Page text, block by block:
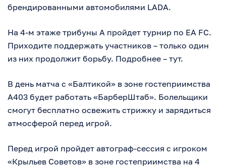
брендированными автомобилями LADA.
На 4-м этаже трибуны А пройдет турнир по EA FC.
Приходите поддержать участников – только один
из них продолжит борьбу. Подробнее – тут.
В день матча с «Балтикой» в зоне гостеприимства
А403 будет работать «БарберШтаб». Болельщики
смогут бесплатно освежить стрижку и зарядиться
атмосферой перед игрой.
Перед игрой пройдет автограф-сессия с игроком
«Крыльев Советов» в зоне гостеприимства на 4